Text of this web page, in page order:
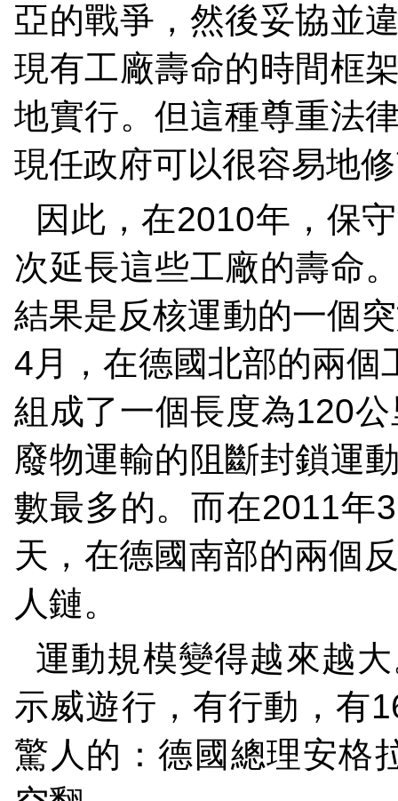
亞的戰爭，然後妥協並
現有工廠壽命的時間框
地實行。但這種尊重法
現任政府可以很容易地
因此，在2010年，保
次延長這些工廠的壽命
結果是反核運動的一個
4月，在德國北部的兩個
組成了一個長度為120
廢物運輸的阻斷封鎖運
數最多的。而在2011年3
天，在德國南部的兩個
人鏈。
運動規模變得越來越
示威遊行，有行動，有
驚人的：德國總理安格